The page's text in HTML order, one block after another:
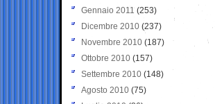
Gennaio 2011 (253)
Dicembre 2010 (237)
Novembre 2010 (187)
Ottobre 2010 (157)
Settembre 2010 (148)
Agosto 2010 (75)